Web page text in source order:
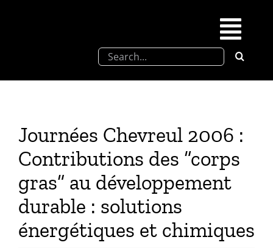
SFEL
SFEL thesis prize
Upcoming congresses
Partnerships
Search
Journées Chevreul 2006 :
Contributions des “corps
gras” au développement
durable : solutions
énergétiques et chimiques